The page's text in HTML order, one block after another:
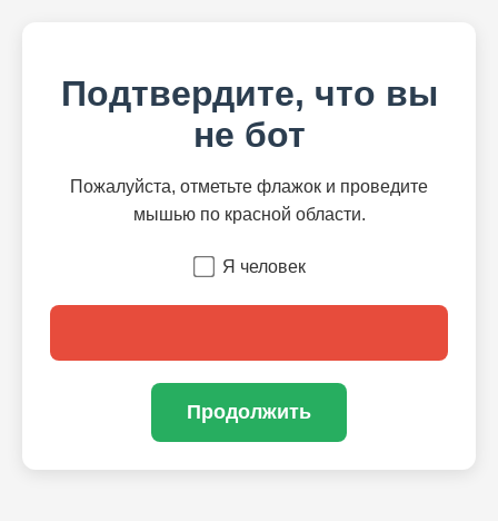
Подтвердите, что вы
не бот
Пожалуйста, отметьте флажок и проведите
мышью по красной области.
Я человек
Продолжить